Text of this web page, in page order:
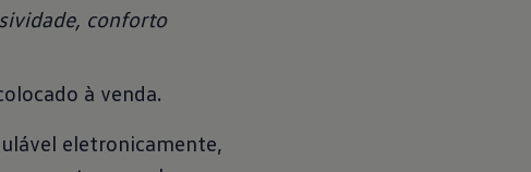
conforto
à venda.
eletronicamente,